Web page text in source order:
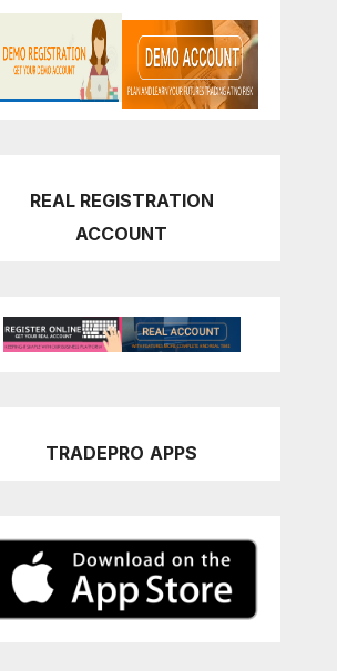
REAL REGISTRATION
ACCOUNT
TRADEPRO APPS